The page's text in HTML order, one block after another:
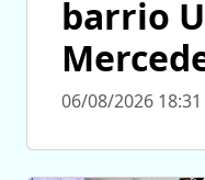
barrio
06/08/2026 18:31